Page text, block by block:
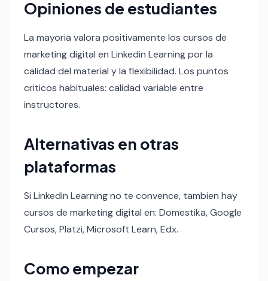
Opiniones de estudiantes
La mayoria valora positivamente los cursos de
marketing digital en Linkedin Learning por la
calidad del material y la flexibilidad. Los puntos
criticos habituales: calidad variable entre
instructores.
Alternativas en otras
plataformas
Si Linkedin Learning no te convence, tambien hay
cursos de marketing digital en: Domestika, Google
Cursos, Platzi, Microsoft Learn, Edx.
Como empezar